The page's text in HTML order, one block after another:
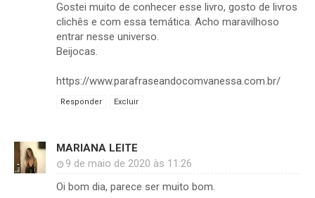
Gostei muito de conhecer esse livro, gosto de livros
clichês e com essa temática. Acho maravilhoso
entrar nesse universo.
Beijocas.
https://www.parafraseandocomvanessa.com.br/
Responder Excluir
MARIANA LEITE
9 de maio de 2020 às 11:26
Oi bom dia, parece ser muito bom.